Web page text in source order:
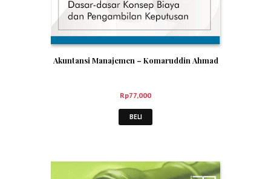
Akuntansi Manajemen – Komaruddin Ahmad
Rp77,000
BELI